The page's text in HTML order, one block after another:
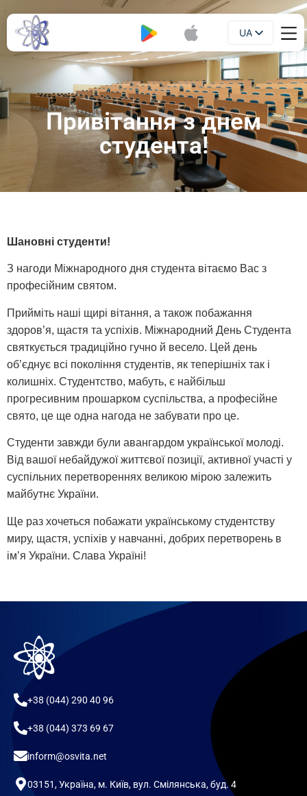
UA
EN
Привітання з днем
студента!
Шановні студенти!
З нагоди Міжнародного дня студента вітаємо Вас з
професійним святом.
Прийміть наші щирі вітання, а також побажання
здоров’я, щастя та успіхів. Міжнародний День Студента
святкується традиційно гучно й весело. Цей день
об’єднує всі покоління студентів, як теперішніх так і
колишніх. Студентство, мабуть, є найбільш
прогресивним прошарком суспільства, а професійне
свято, це ще одна нагода не забувати про це.
Студенти завжди були авангардом української молоді.
Від вашої небайдужої життєвої позиції, активної участі у
суспільних перетвореннях великою мірою залежить
майбутнє України.
Ще раз хочеться побажати українському студентству
миру, щастя, успіхів у навчанні, добрих перетворень в
ім’я України. Слава Україні!
+38 (044) 290 40 96
+38 (044) 373 69 67
inform@osvita.net
03151, Україна, м. Київ, вул. Смілянська, буд. 4